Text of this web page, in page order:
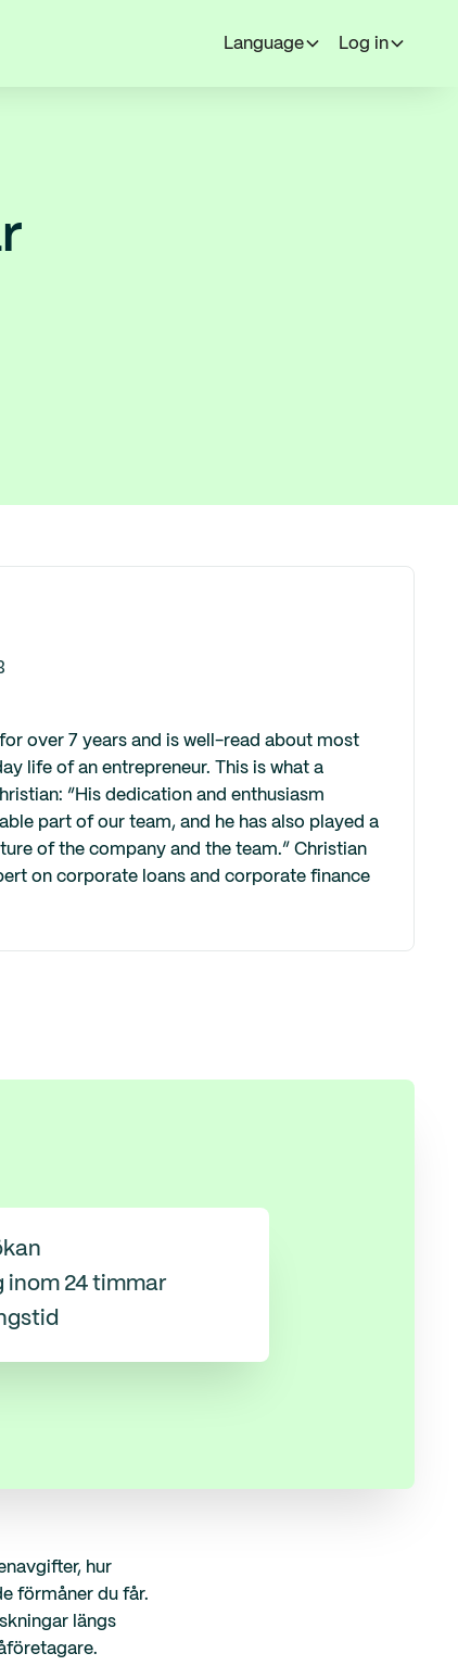
Language Log in
over 7 years and is well-read about most
life of an entrepreneur. This is what a
“His dedication and enthusiasm
part of our team, and he has also played a
of the company and the team.” Christian
on corporate loans and corporate finance
inom 24 timmar
hur
förmåner du får.
längs